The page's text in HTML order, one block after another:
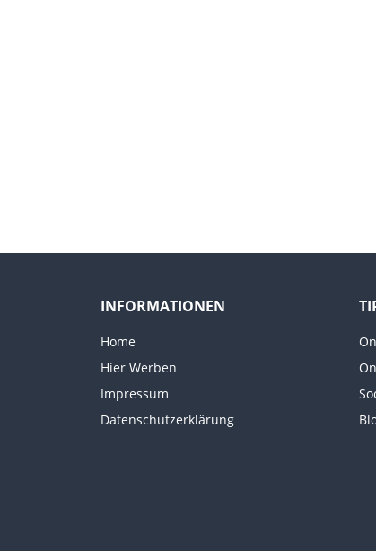
INFORMATIONEN
Home
Hier Werben
Impressum
Datenschutzerklärung